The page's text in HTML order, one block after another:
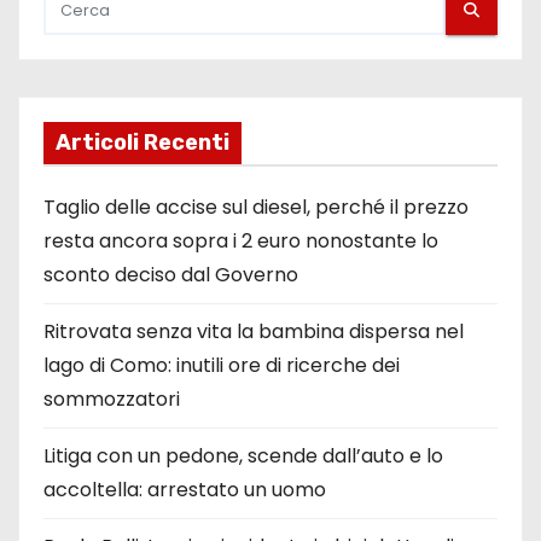
Articoli Recenti
Taglio delle accise sul diesel, perché il prezzo
resta ancora sopra i 2 euro nonostante lo
sconto deciso dal Governo
Ritrovata senza vita la bambina dispersa nel
lago di Como: inutili ore di ricerche dei
sommozzatori
Litiga con un pedone, scende dall’auto e lo
accoltella: arrestato un uomo